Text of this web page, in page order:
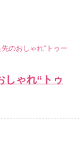
のおしゃれ“トゥー
しゃれ“トゥ